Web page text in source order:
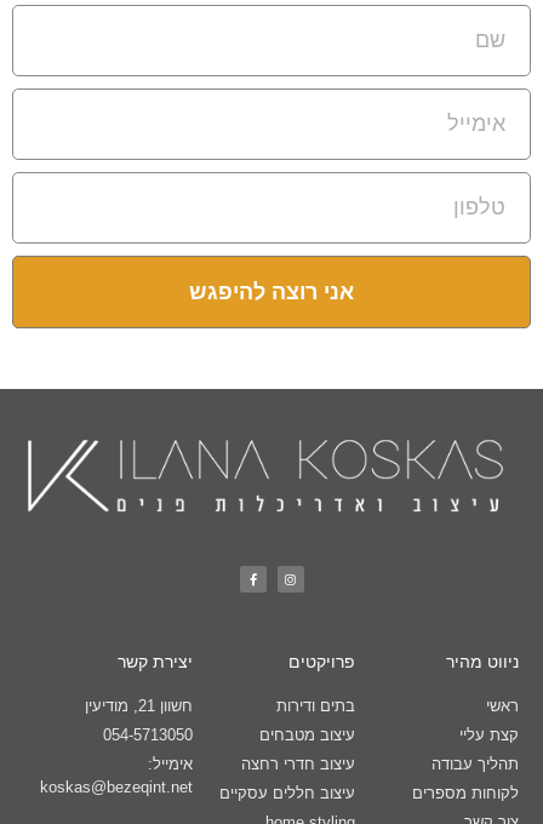
אני רוצה להיפגש
ניווט מהיר
ראשי
קצת עליי
תהליך עבודה
לקוחות מספרים
פרויקטים
בתים ודירות
עיצוב מטבחים
עיצוב חדרי רחצה
עיצוב חללים עסקיים
יצירת קשר
חשוון 21, מודיעין
054-5713050
אימייל:
koskas@bezeqint.net